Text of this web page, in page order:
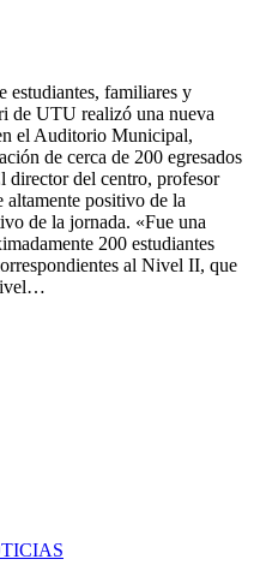
estudiantes, familiares y
de UTU realizó una nueva
el Auditorio Municipal,
de cerca de 200 egresados
director del centro, profesor
positivo de la
de la jornada. «Fue una
200 estudiantes
al Nivel II, que